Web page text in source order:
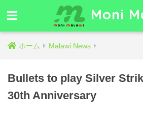
Moni
ホーム Malawi News
Bullets to play Silver
30th Anniversary